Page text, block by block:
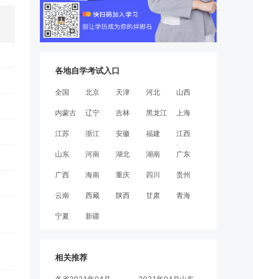
各地自学考试入口
全国 北京 天津 河北 山西
内蒙古 辽宁 吉林 黑龙江 上海
江苏 浙江 安徽 福建 江西
山东 河南 湖北 湖南 广东
广西 海南 重庆 四川 贵州
云南 西藏 陕西 甘肃 青海
宁夏 新疆
相关推荐